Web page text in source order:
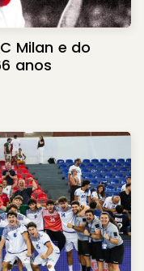
Milan e do
anos